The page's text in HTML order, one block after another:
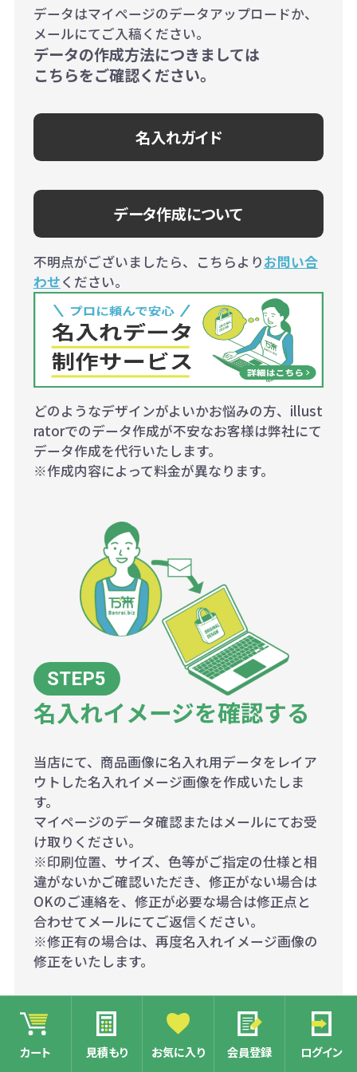
カート 見積もり お気に入り 会員登録 ログイン
データはマイページのデータアップロードか、
メールにてご入稿ください。
データの作成方法につきましては
こちらをご確認ください。
名入れガイド
データ作成について
不明点がございましたら、こちらよりお問い合
わせください。
どのようなデザインがよいかお悩みの方、illust
ratorでのデータ作成が不安なお客様は弊社にて
データ作成を代行いたします。
※作成内容によって料金が異なります。
名入れイメージを確認する
当店にて、商品画像に名入れ用データをレイア
ウトした名入れイメージ画像を作成いたしま
す。
マイページのデータ確認またはメールにてお受
け取りください。
※印刷位置、サイズ、色等がご指定の仕様と相
違がないかご確認いただき、修正がない場合は
OKのご連絡を、修正が必要な場合は修正点と
合わせてメールにてご返信ください。
※修正有の場合は、再度名入れイメージ画像の
修正をいたします。